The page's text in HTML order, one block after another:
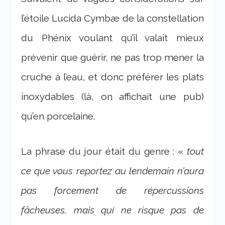
l’étoile Lucida Cymbæ de la constellation
du Phénix voulant qu’il valait mieux
prévenir que guérir, ne pas trop mener la
cruche à l’eau, et donc préférer les plats
inoxydables (là, on affichait une pub)
qu’en porcelaine.
La phrase du jour était du genre : « tout
ce que vous reportez au lendemain n’aura
pas forcement de répercussions
fâcheuses, mais qui ne risque pas de